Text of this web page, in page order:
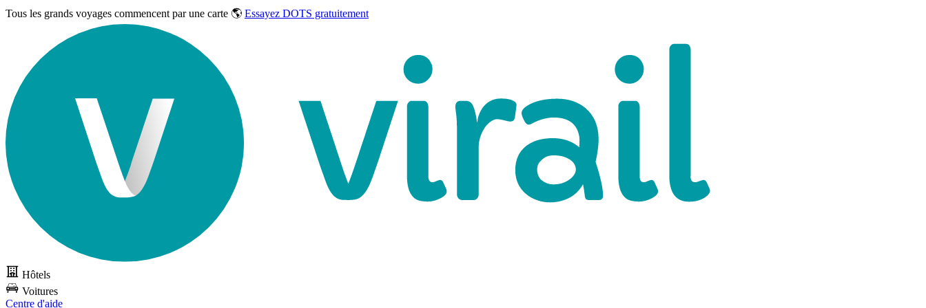
Tous les grands voyages commencent par une carte 🌎 Essayez DOTS gratuitement
Hôtels
Voitures
Centre d'aide